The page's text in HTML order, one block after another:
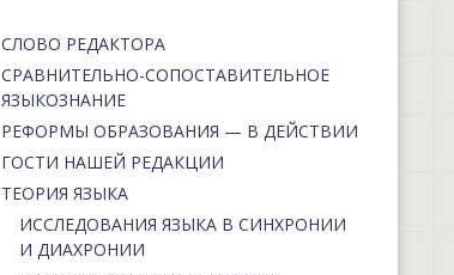
СЛОВО РЕДАКТОРА
СРАВНИТЕЛЬНО-СОПОСТАВИТЕЛЬНОЕ
ЯЗЫКОЗНАНИЕ
РЕФОРМЫ ОБРАЗОВАНИЯ — В ДЕЙСТВИИ
ГОСТИ НАШЕЙ РЕДАКЦИИ
ТЕОРИЯ ЯЗЫКА
ИССЛЕДОВАНИЯ ЯЗЫКА В СИНХРОНИИ
И ДИАХРОНИИ